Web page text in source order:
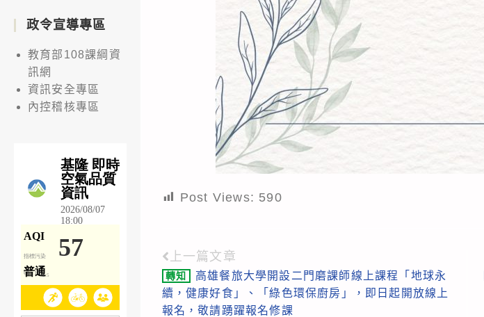
Post Views: 590
Read
more
articles
上一篇文章
轉知
高雄餐旅大學開設二門磨課師線上課程「地球永
續，健康好食」、「綠色環保廚房」，即日起開放線上
報名，敬請踴躍報名修課
政令宣導專區
教育部108課綱資
訊網
資訊安全專區
內控稽核專區